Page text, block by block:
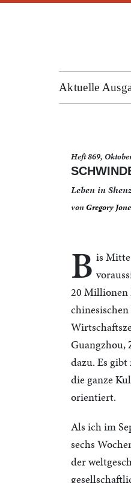
Aktuelle
Heft 869,
Leben in
vonGregory
B is
20 Millionen
Guangzhou,
dazu. Es
die ganze
orientiert.
Als ich im
sechs
der